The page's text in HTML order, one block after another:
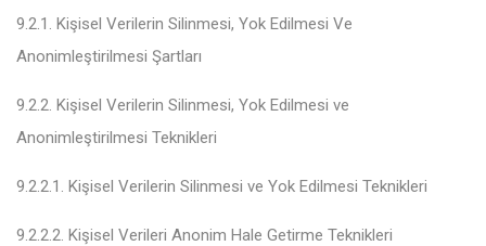
9.2.1. Kişisel Verilerin Silinmesi, Yok Edilmesi Ve
Anonimleştirilmesi Şartları
9.2.2. Kişisel Verilerin Silinmesi, Yok Edilmesi ve
Anonimleştirilmesi Teknikleri
9.2.2.1. Kişisel Verilerin Silinmesi ve Yok Edilmesi Teknikleri
9.2.2.2. Kişisel Verileri Anonim Hale Getirme Teknikleri